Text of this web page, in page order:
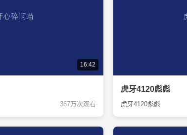
16:42
367万次观看
虎牙4120彪彪
虎牙4120彪彪